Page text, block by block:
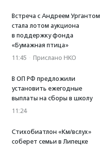
Встреча с Андреем Ургантом
стала лотом аукциона
в поддержку фонда
«Бумажная птица»
11:45 · Прислано НКО
В ОП РФ предложили
установить ежегодные
выплаты на сборы в школу
11:24
Стихобиатлон «Км/вслух»
соберет семьи в Липецке